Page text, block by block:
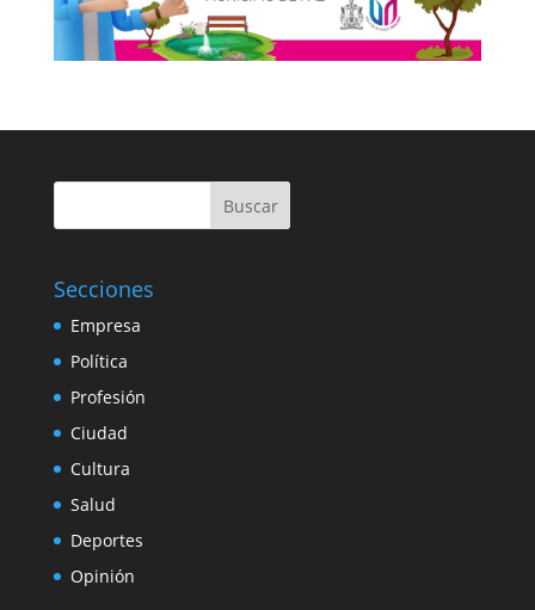
Buscar
Secciones
Empresa
Política
Profesión
Ciudad
Cultura
Salud
Deportes
Opinión